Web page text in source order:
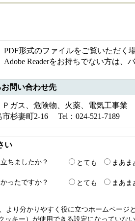
PDF形式のファイルをご覧いただく
Adobe Readerをお持ちでない方は、
問い合わせ先
ガス、危険物、火薬、電気工事業
市杉妻町2-16 Tel：024-521-7189
い
ちましたか？ とても まあま
ったですか？
とても まあま
より分かりやすく役に立つホームページ
ッキー）が使用できる設定になっていな